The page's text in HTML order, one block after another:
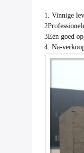
1. Vinnige
3Een goed
4. Na-